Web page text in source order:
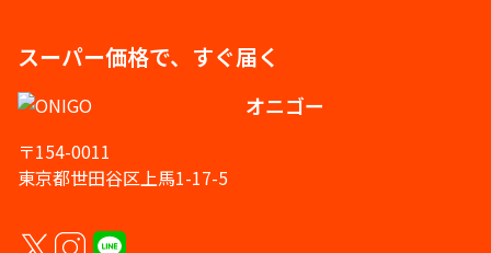
スーパー価格で、すぐ届く
オニゴー
〒154-0011
東京都世田谷区上馬1-17-5